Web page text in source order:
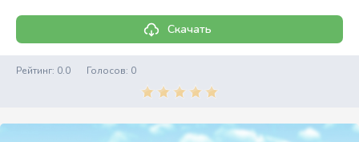
Скачать
Рейтинг: 0.0 Голосов: 0